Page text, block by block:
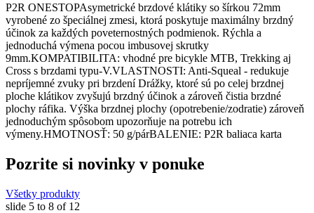
P2R ONESTOPAsymetrické brzdové klátiky so šírkou 72mm
vyrobené zo špeciálnej zmesi, ktorá poskytuje maximálny brzdný
účinok za každých poveternostných podmienok. Rýchla a
jednoduchá výmena pocou imbusovej skrutky
9mm.KOMPATIBILITA: vhodné pre bicykle MTB, Trekking aj
Cross s brzdami typu-V.VLASTNOSTI: Anti-Squeal - redukuje
nepríjemné zvuky pri brzdení Drážky, ktoré sú po celej brzdnej
ploche klátikov zvyšujú brzdný účinok a zároveň čistia brzdné
plochy ráfika. Výška brzdnej plochy (opotrebenie/zodratie) zároveň
jednoduchým spôsobom upozorňuje na potrebu ich
výmeny.HMOTNOSŤ: 50 g/párBALENIE: P2R baliaca karta
Pozrite si novinky v ponuke
Všetky produkty
slide 5 to 8 of 12